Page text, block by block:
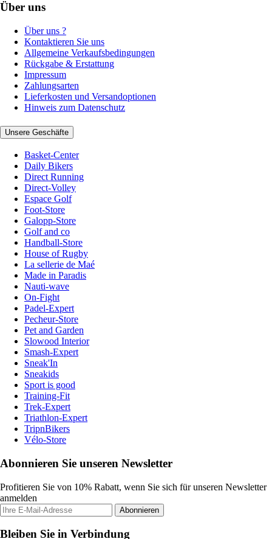
Über uns
Über uns ?
Kontaktieren Sie uns
Allgemeine Verkaufsbedingungen
Rückgabe & Erstattung
Impressum
Zahlungsarten
Lieferkosten und Versandoptionen
Hinweis zum Datenschutz
Unsere Geschäfte
Basket-Center
Daily Bikers
Direct Running
Direct-Volley
Espace Golf
Foot-Store
Galopp-Store
Golf and co
Handball-Store
House of Rugby
La sellerie de Maé
Made in Paradis
Nauti-wave
On-Fight
Padel-Expert
Pecheur-Store
Pet and Garden
Slowood Interior
Smash-Expert
Sneak'In
Sneakids
Sport is good
Training-Fit
Trek-Expert
Triathlon-Expert
TripnBikers
Vélo-Store
Abonnieren Sie unseren Newsletter
Profitieren Sie von 10% Rabatt, wenn Sie sich für unseren Newsletter
anmelden
Abonnieren
Bleiben Sie in Verbindung